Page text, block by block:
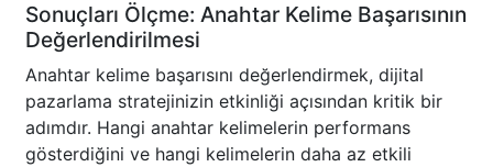
Sonuçları Ölçme: Anahtar Kelime Başarısının
Değerlendirilmesi
Anahtar kelime başarısını değerlendirmek, dijital
pazarlama stratejinizin etkinliği açısından kritik bir
adımdır. Hangi anahtar kelimelerin performans
gösterdiğini ve hangi kelimelerin daha az etkili